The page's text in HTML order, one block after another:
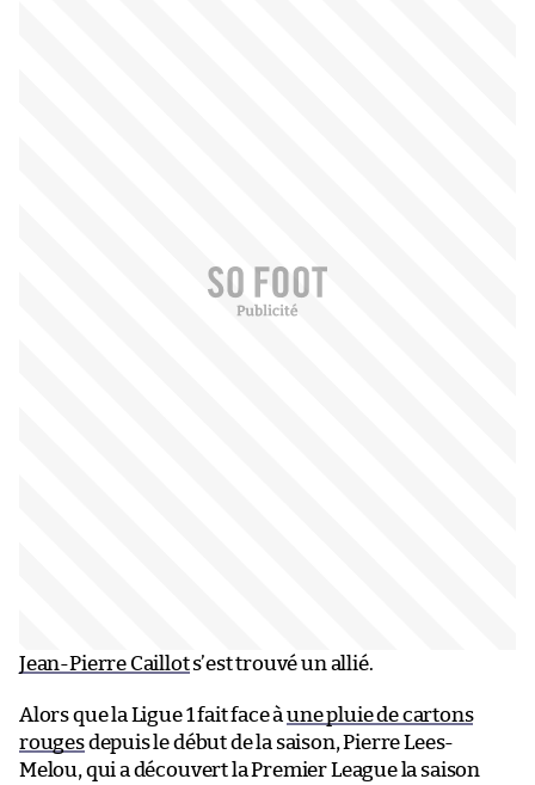
Jean-Pierre Caillots’est trouvé un allié.
Alors que la Ligue 1 fait face àune pluie de cartons
rougesdepuis le début de la saison, Pierre Lees-
Melou, qui a découvert la Premier League la saison